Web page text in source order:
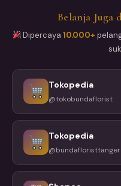
Belanja Juga
Dipercaya10.000+
Tokopedia
@tokobundaflorist
Tokopedia